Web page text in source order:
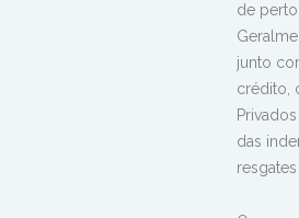
de
junto
crédito,
das